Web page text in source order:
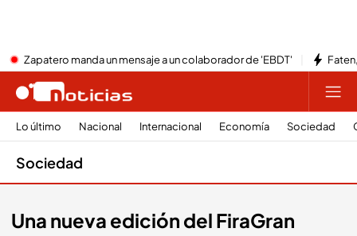
Zapatero manda un mensaje a un colaborador de 'EBDT'
Lo último Nacional Internacional Economía Sociedad
Sociedad
Una nueva edición del FiraGran